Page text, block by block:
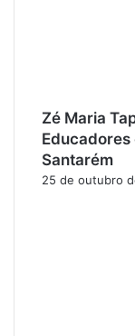
Zé Maria
Santarém
25 de outubro